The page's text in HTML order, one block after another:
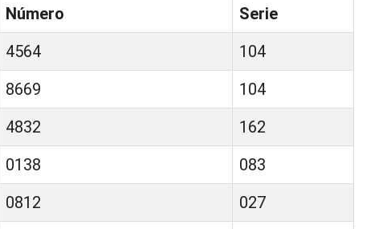
Número
Serie
4564
104
8669
104
4832
162
0138
083
0812
027